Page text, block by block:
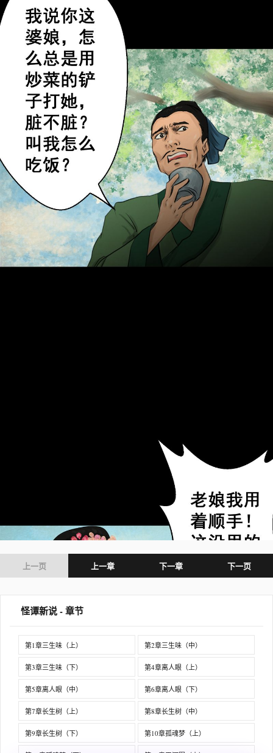
上一页 上一章 下一章 下一页
怪谭新说 - 章节
第1章三生味（上） 第2章三生味（中）
第3章三生味（下） 第4章离人眼（上）
第5章离人眼（中） 第6章离人眼（下）
第7章长生树（上） 第8章长生树（中）
第9章长生树（下） 第10章孤魂梦（上）